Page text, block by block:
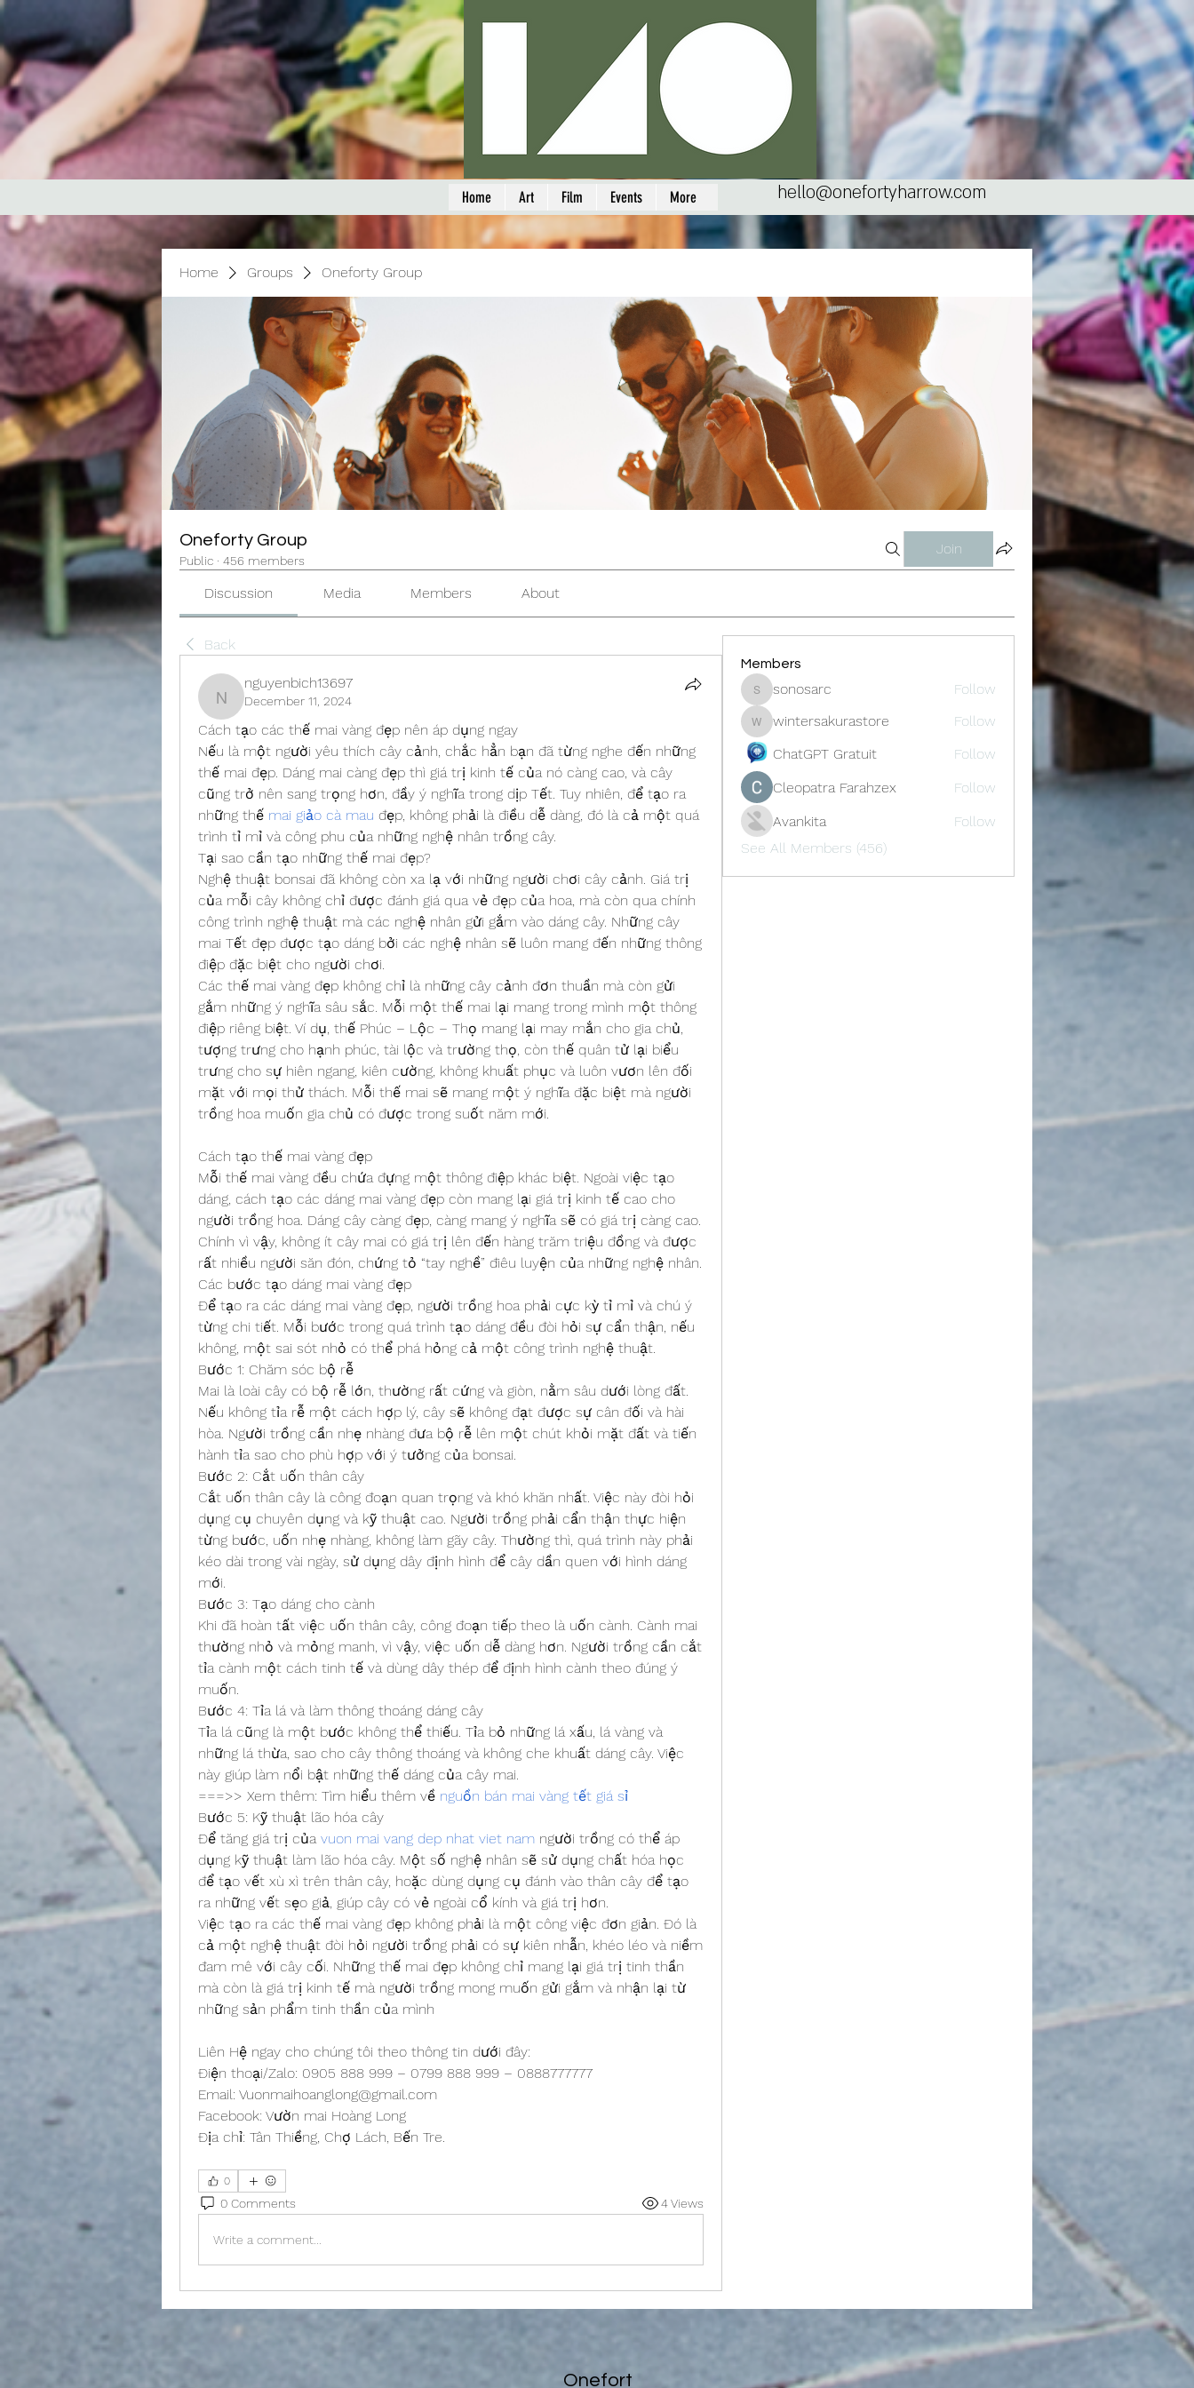
Home Art Film Events More hello@onefortyharrow.com
Home Groups Oneforty Group
Oneforty Group
Public · 456 members
Join
Discussion Media Members About
Back
nguyenbich13697
nguyenbich13697
December 11, 2024
Cách tạo các thế mai vàng đẹp nên áp dụng ngay
Nếu là một người yêu thích cây cảnh, chắc hẳn bạn đã từng nghe đến những
thế mai đẹp. Dáng mai càng đẹp thì giá trị kinh tế của nó càng cao, và cây
cũng trở nên sang trọng hơn, đầy ý nghĩa trong dịp Tết. Tuy nhiên, để tạo ra
những thế mai giảo cà mau đẹp, không phải là điều dễ dàng, đó là cả một quá
trình tỉ mỉ và công phu của những nghệ nhân trồng cây.
Tại sao cần tạo những thế mai đẹp?
Nghệ thuật bonsai đã không còn xa lạ với những người chơi cây cảnh. Giá trị
của mỗi cây không chỉ được đánh giá qua vẻ đẹp của hoa, mà còn qua chính
công trình nghệ thuật mà các nghệ nhân gửi gắm vào dáng cây. Những cây
mai Tết đẹp được tạo dáng bởi các nghệ nhân sẽ luôn mang đến những thông
điệp đặc biệt cho người chơi.
Các thế mai vàng đẹp không chỉ là những cây cảnh đơn thuần mà còn gửi
gắm những ý nghĩa sâu sắc. Mỗi một thế mai lại mang trong mình một thông
điệp riêng biệt. Ví dụ, thế Phúc – Lộc – Thọ mang lại may mắn cho gia chủ,
tượng trưng cho hạnh phúc, tài lộc và trường thọ, còn thế quân tử lại biểu
trưng cho sự hiên ngang, kiên cường, không khuất phục và luôn vươn lên đối
mặt với mọi thử thách. Mỗi thế mai sẽ mang một ý nghĩa đặc biệt mà người
trồng hoa muốn gia chủ có được trong suốt năm mới.
Cách tạo thế mai vàng đẹp
Mỗi thế mai vàng đều chứa đựng một thông điệp khác biệt. Ngoài việc tạo
dáng, cách tạo các dáng mai vàng đẹp còn mang lại giá trị kinh tế cao cho
người trồng hoa. Dáng cây càng đẹp, càng mang ý nghĩa sẽ có giá trị càng cao.
Chính vì vậy, không ít cây mai có giá trị lên đến hàng trăm triệu đồng và được
rất nhiều người săn đón, chứng tỏ “tay nghề” điêu luyện của những nghệ nhân.
Các bước tạo dáng mai vàng đẹp
Để tạo ra các dáng mai vàng đẹp, người trồng hoa phải cực kỳ tỉ mỉ và chú ý
từng chi tiết. Mỗi bước trong quá trình tạo dáng đều đòi hỏi sự cẩn thận, nếu
không, một sai sót nhỏ có thể phá hỏng cả một công trình nghệ thuật.
Bước 1: Chăm sóc bộ rễ
Mai là loài cây có bộ rễ lớn, thường rất cứng và giòn, nằm sâu dưới lòng đất.
Nếu không tỉa rễ một cách hợp lý, cây sẽ không đạt được sự cân đối và hài
hòa. Người trồng cần nhẹ nhàng đưa bộ rễ lên một chút khỏi mặt đất và tiến
hành tỉa sao cho phù hợp với ý tưởng của bonsai.
Bước 2: Cắt uốn thân cây
Cắt uốn thân cây là công đoạn quan trọng và khó khăn nhất. Việc này đòi hỏi
dụng cụ chuyên dụng và kỹ thuật cao. Người trồng phải cẩn thận thực hiện
từng bước, uốn nhẹ nhàng, không làm gãy cây. Thường thì, quá trình này phải
kéo dài trong vài ngày, sử dụng dây định hình để cây dần quen với hình dáng
mới.
Bước 3: Tạo dáng cho cành
Khi đã hoàn tất việc uốn thân cây, công đoạn tiếp theo là uốn cành. Cành mai
thường nhỏ và mỏng manh, vì vậy, việc uốn dễ dàng hơn. Người trồng cần cắt
tỉa cành một cách tinh tế và dùng dây thép để định hình cành theo đúng ý
muốn.
Bước 4: Tỉa lá và làm thông thoáng dáng cây
Tỉa lá cũng là một bước không thể thiếu. Tỉa bỏ những lá xấu, lá vàng và
những lá thừa, sao cho cây thông thoáng và không che khuất dáng cây. Việc
này giúp làm nổi bật những thế dáng của cây mai.
===>> Xem thêm: Tìm hiểu thêm về nguồn bán mai vàng tết giá sỉ
Bước 5: Kỹ thuật lão hóa cây
Để tăng giá trị của vuon mai vang dep nhat viet nam người trồng có thể áp
dụng kỹ thuật làm lão hóa cây. Một số nghệ nhân sẽ sử dụng chất hóa học
để tạo vết xù xì trên thân cây, hoặc dùng dụng cụ đánh vào thân cây để tạo
ra những vết sẹo giả, giúp cây có vẻ ngoài cổ kính và giá trị hơn.
Việc tạo ra các thế mai vàng đẹp không phải là một công việc đơn giản. Đó là
cả một nghệ thuật đòi hỏi người trồng phải có sự kiên nhẫn, khéo léo và niềm
đam mê với cây cối. Những thế mai đẹp không chỉ mang lại giá trị tinh thần
mà còn là giá trị kinh tế mà người trồng mong muốn gửi gắm và nhận lại từ
những sản phẩm tinh thần của mình
Liên Hệ ngay cho chúng tôi theo thông tin dưới đây:
Điện thoại/Zalo: 0905 888 999 – 0799 888 999 – 0888777777
Email: Vuonmaihoanglong@gmail.com
Facebook: Vườn mai Hoàng Long
Địa chỉ: Tân Thiềng, Chợ Lách, Bến Tre.
0
0 Comments 4 Views
Write a comment...
Members
sonosarc
sonosarc Follow
wintersakurastore
wintersakurastore
Follow
ChatGPT Gratuit
Follow
Cleopatra Farahzex
Follow
Avankita
Follow
See All Members (456)
Onefort